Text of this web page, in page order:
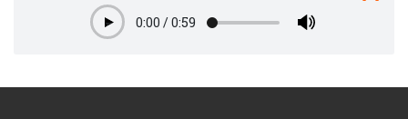
Play0:00 /0:59